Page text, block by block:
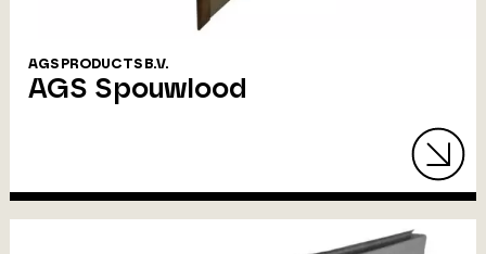
AGS PRODUCTS B.V.
AGS Spouwlood